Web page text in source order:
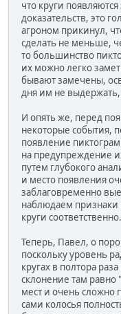
что круги
доказательств, это
агроном прикинул,
сделать не меньше,
то большинство
их можно легко
бывают замечены,
дня им не выдержать,
И опять же, перед
некоторые события,
появление
на предупреждение
путем глубокого
и место появления
заблаговременно
наблюдаем признаки
круги соответственно.
Теперь, Павел, о
поскольку уровень
кругах в полтора
склонение там
мест и очень сложно
сами колосья